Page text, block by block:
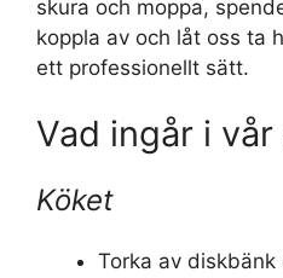
skura och moppa,
koppla av och låt oss ta
ett professionellt sätt.
Vad ingår i
Köket
Torka av